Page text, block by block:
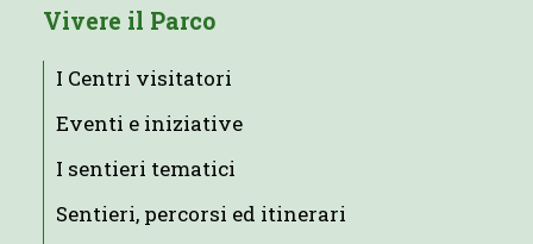
Vivere il Parco
I Centri visitatori
Eventi e iniziative
I sentieri tematici
Sentieri, percorsi ed itinerari